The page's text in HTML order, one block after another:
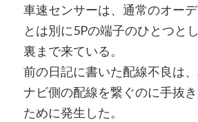
車速センサーは、通常のオー
とは別に5Pの端子のひとつと
裏まで来ている。
前の日記に書いた配線不良は
ナビ側の配線を繋ぐのに手抜
ために発生した。